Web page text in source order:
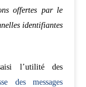
offertes par le
identifiantes
l’utilité des
des messages